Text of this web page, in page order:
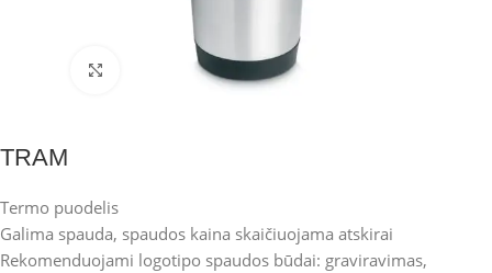
Click to enlarge
TRAM
Termo puodelis
Galima spauda, spaudos kaina skaičiuojama atskirai
Rekomenduojami logotipo spaudos būdai: graviravimas,